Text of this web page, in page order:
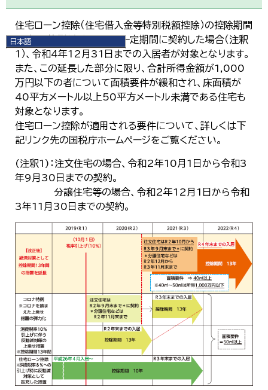
日本語
日本語
English
简体中文
繁體中文
住宅ローン控除（住宅借入金等特別税額控除）の控除期間
13年の特例が延長され、一定期間に契約した場合（注釈
1）、令和4年12月31日までの入居者が対象となります。
また、この延長した部分に限り、合計所得金額が1,000
万円以下の者について面積要件が緩和され、床面積が
40平方メートル以上50平方メートル未満である住宅も
対象となります。
住宅ローン控除が適用される要件について、詳しくは下
記リンク先の国税庁ホームページをご覧ください。
(注釈1)：注文住宅の場合、令和2年10月1日から令和3
年9月30日までの契約。
分譲住宅等の場合、令和2年12月1日から令和
3年11月30日までの契約。